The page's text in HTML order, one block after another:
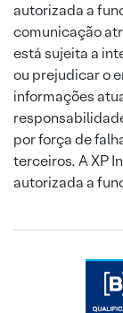
autorizada a
comunicação
está sujeita a
ou prejudicar o
informações
por força de
terceiros. A XP
autorizada a